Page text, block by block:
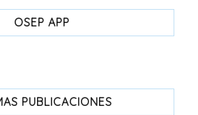
OSEP APP
PUBLICACIONES